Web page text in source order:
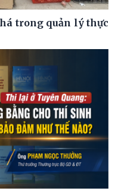
trong quản lý thực